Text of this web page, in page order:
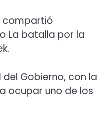
compartió
La batalla por la
Gobierno, con la
ocupar uno de los